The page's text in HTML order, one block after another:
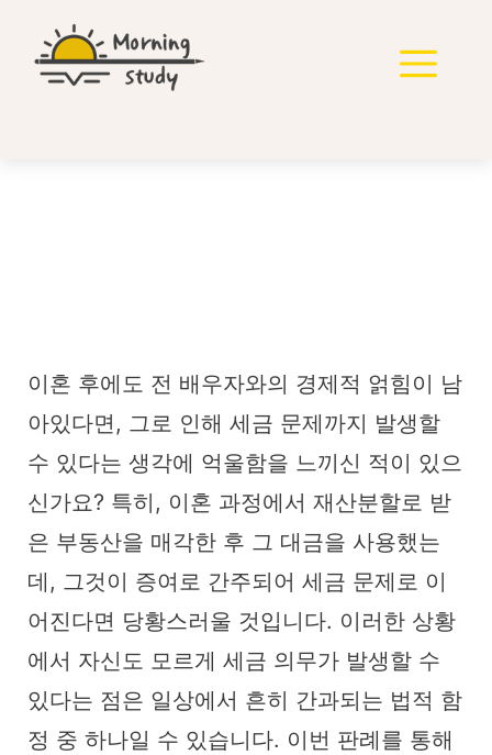
메
이혼 후에도 전 배우자와의 경제적 얽힘이 남
아있다면, 그로 인해 세금 문제까지 발생할
수 있다는 생각에 억울함을 느끼신 적이 있으
신가요? 특히, 이혼 과정에서 재산분할로 받
은 부동산을 매각한 후 그 대금을 사용했는
데, 그것이 증여로 간주되어 세금 문제로 이
어진다면 당황스러울 것입니다. 이러한 상황
에서 자신도 모르게 세금 의무가 발생할 수
있다는 점은 일상에서 흔히 간과되는 법적 함
정 중 하나일 수 있습니다. 이번 판례를 통해